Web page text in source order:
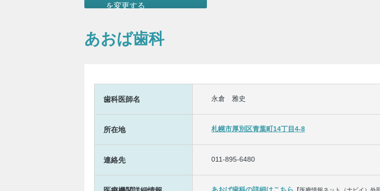
を変更する
あおば歯科
歯科医師名 永倉 雅史
所在地 札幌市厚別区青葉町14丁目4-8
連絡先 011-895-6480